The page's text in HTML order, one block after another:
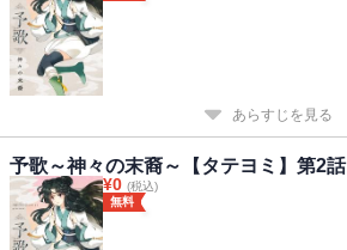
あらすじを見る
予歌～神々の末裔～【タテヨミ】第2話
¥0 (税込)
無料